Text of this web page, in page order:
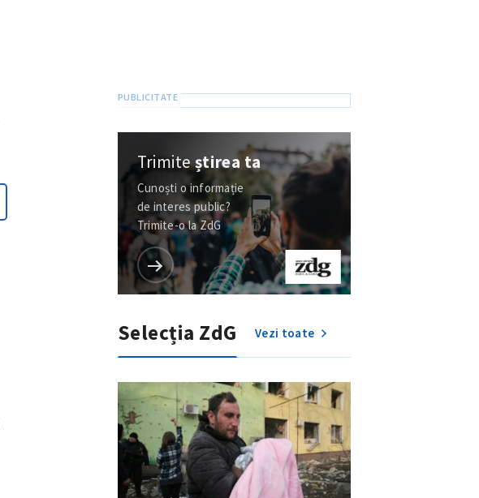
Trimiteștirea ta
Cunoști o informație
de interes public?
Trimite-o la ZdG
Selecția ZdG Vezi toate
+ Emailul meu